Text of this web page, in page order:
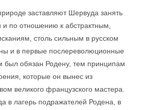
заставляют Шервуда занять
по отношению к абстрактным,
столь сильным в русском
и в первые послереволюционные
был обязан Родену, тем принципам
которые он вынес из
великого французского мастера.
в лагерь подражателей Родена, в